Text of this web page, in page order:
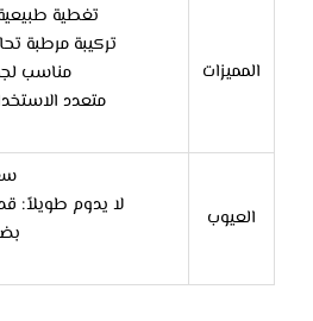
المميزات
تغطية
تركيبة مرطبة
مناسب
متعدد
العيوب
لا يدوم طويلاً: